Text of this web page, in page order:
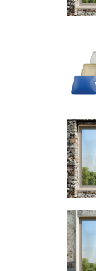
favorite_border